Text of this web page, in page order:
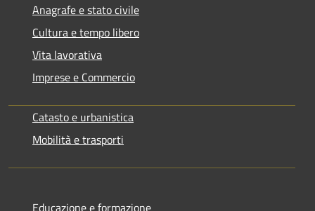
Anagrafe e stato civile
Cultura e tempo libero
Vita lavorativa
Imprese e Commercio
Catasto e urbanistica
Mobilità e trasporti
Educazione e formazione